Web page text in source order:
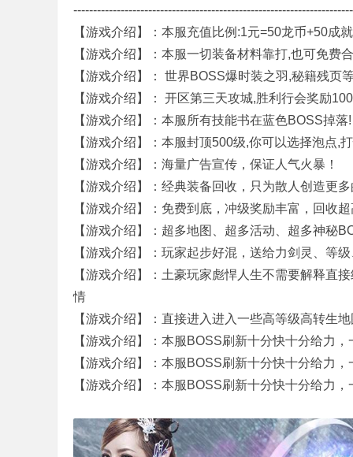
【游戏介绍】：本服充值比例:1元=50龙币+50成
【游戏介绍】：本服一切装备材料靠打,也可免
【游戏介绍】： 世界BOSS爆时装之羽,秘籍残页
【游戏介绍】： 开区第三天攻城,胜利行会奖励
【游戏介绍】：本服所有技能书在蓝色BOSS掉落!
【游戏介绍】：本服封顶500级,你可以选择泡点,
【游戏介绍】：海量广告宣传，保证人气火暴！
【游戏介绍】：经典装备回收，只为散人创造更
【游戏介绍】：免费到底，冲级奖励丰富，回收
【游戏介绍】：超多地图、超多活动、超多神秘
【游戏介绍】：玩家起步好混，送给力剑灵、等
【游戏介绍】：土豪玩家彪悍人生不需要解释直
情
【游戏介绍】：直接进入进入一些高等级高转生
【游戏介绍】：本服BOSS刷新十分快十分给力
【游戏介绍】：本服BOSS刷新十分快十分给力
【游戏介绍】：本服BOSS刷新十分快十分给力